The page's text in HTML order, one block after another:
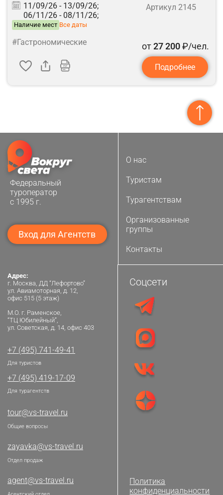
11/09/26 - 13/09/26;
06/11/26 - 08/11/26;
Наличие мест Все даты
Артикул 2145
#Гастрономические от27 200₽/чел.
Подробнее
Федеральный
туроператор
с 1995 г.
Вход для Агентств
О нас
Туристам
Турагентствам
Организованные
группы
Контакты
Адрес:
г. Москва, ДД “Лефортово”
ул. Авиамоторная, д. 12,
офис 515 (5 этаж)
М.О. г. Раменское,
“ТЦ Юбилейный”,
ул. Советская, д. 14, офис 403
+7 (495) 741-49-41
Для туристов
+7 (495) 419-17-09
Для турагентств
tour@vs-travel.ru
Общие вопросы
zayavka@vs-travel.ru
Отдел продаж
agent@vs-travel.ru
Соцсети
Политика
конфиденциальности